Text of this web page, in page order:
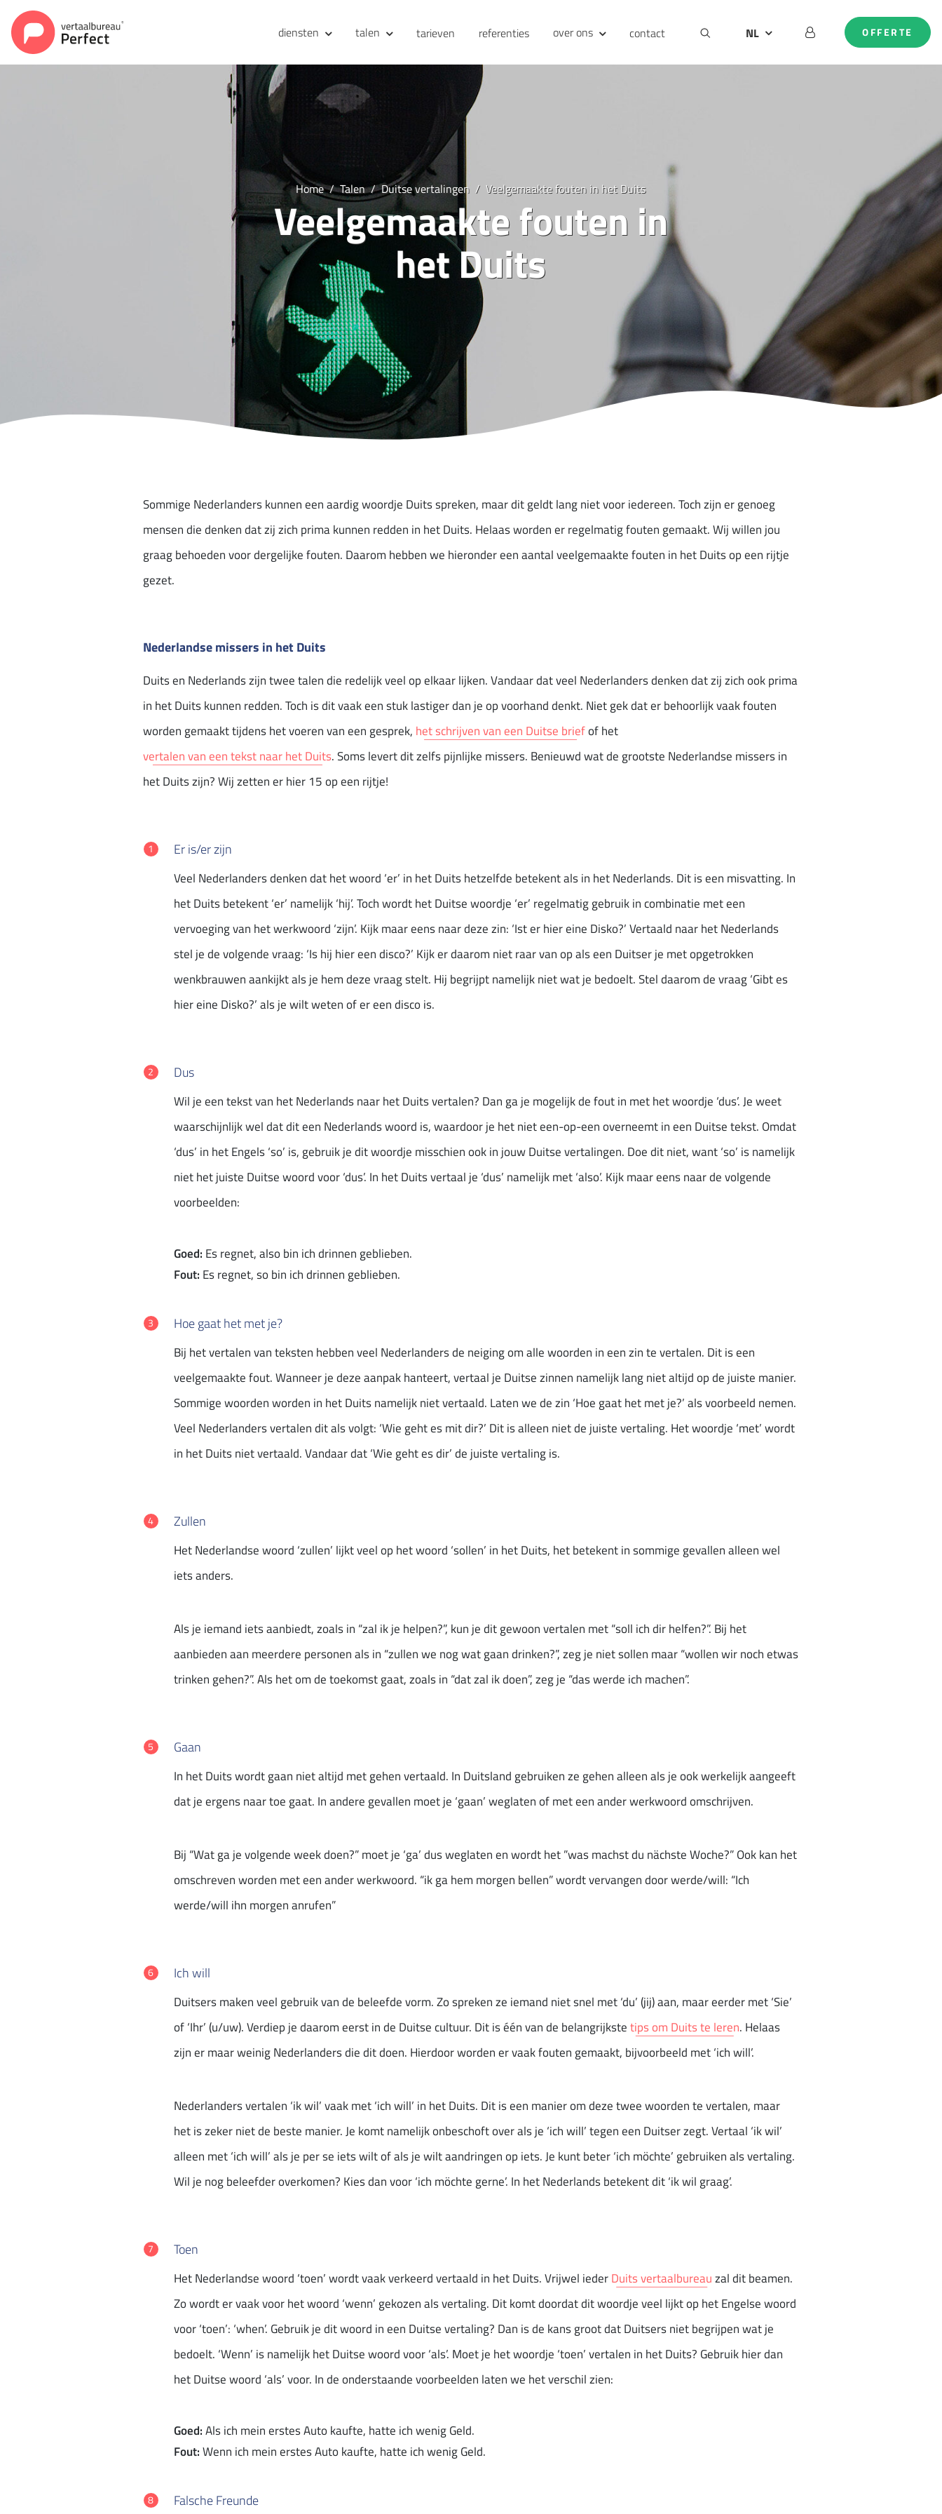
diensten talen tarieven referenties over ons contact
NL
OFFERTE
Home Talen Duitse vertalingen Veelgemaakte fouten in het Duits
Veelgemaakte fouten in
het Duits
Sommige Nederlanders kunnen een aardig woordje Duits spreken, maar dit geldt lang niet voor iedereen. Toch zijn er genoeg
mensen die denken dat zij zich prima kunnen redden in het Duits. Helaas worden er regelmatig fouten gemaakt. Wij willen jou
graag behoeden voor dergelijke fouten. Daarom hebben we hieronder een aantal veelgemaakte fouten in het Duits op een rijtje
gezet.
Nederlandse missers in het Duits
Duits en Nederlands zijn twee talen die redelijk veel op elkaar lijken. Vandaar dat veel Nederlanders denken dat zij zich ook prima
in het Duits kunnen redden. Toch is dit vaak een stuk lastiger dan je op voorhand denkt. Niet gek dat er behoorlijk vaak fouten
worden gemaakt tijdens het voeren van een gesprek, het schrijven van een Duitse briefof het
vertalen van een tekst naar het Duits. Soms levert dit zelfs pijnlijke missers. Benieuwd wat de grootste Nederlandse missers in
het Duits zijn? Wij zetten er hier 15 op een rijtje!
Er is/er zijn
Veel Nederlanders denken dat het woord ‘er’ in het Duits hetzelfde betekent als in het Nederlands. Dit is een misvatting. In
het Duits betekent ‘er’ namelijk ‘hij’. Toch wordt het Duitse woordje ‘er’ regelmatig gebruik in combinatie met een
vervoeging van het werkwoord ‘zijn’. Kijk maar eens naar deze zin: ‘Ist er hier eine Disko?’ Vertaald naar het Nederlands
stel je de volgende vraag: ‘Is hij hier een disco?’ Kijk er daarom niet raar van op als een Duitser je met opgetrokken
wenkbrauwen aankijkt als je hem deze vraag stelt. Hij begrijpt namelijk niet wat je bedoelt. Stel daarom de vraag ‘Gibt es
hier eine Disko?’ als je wilt weten of er een disco is.
Dus
Wil je een tekst van het Nederlands naar het Duits vertalen? Dan ga je mogelijk de fout in met het woordje ‘dus’. Je weet
waarschijnlijk wel dat dit een Nederlands woord is, waardoor je het niet een-op-een overneemt in een Duitse tekst. Omdat
‘dus’ in het Engels ‘so’ is, gebruik je dit woordje misschien ook in jouw Duitse vertalingen. Doe dit niet, want ‘so’ is namelijk
niet het juiste Duitse woord voor ‘dus’. In het Duits vertaal je ‘dus’ namelijk met ‘also’. Kijk maar eens naar de volgende
voorbeelden:
Goed: Es regnet, also bin ich drinnen geblieben.
Fout: Es regnet, so bin ich drinnen geblieben.
Hoe gaat het met je?
Bij het vertalen van teksten hebben veel Nederlanders de neiging om alle woorden in een zin te vertalen. Dit is een
veelgemaakte fout. Wanneer je deze aanpak hanteert, vertaal je Duitse zinnen namelijk lang niet altijd op de juiste manier.
Sommige woorden worden in het Duits namelijk niet vertaald. Laten we de zin ‘Hoe gaat het met je?’ als voorbeeld nemen.
Veel Nederlanders vertalen dit als volgt: ‘Wie geht es mit dir?’ Dit is alleen niet de juiste vertaling. Het woordje ‘met’ wordt
in het Duits niet vertaald. Vandaar dat ‘Wie geht es dir’ de juiste vertaling is.
Zullen
Het Nederlandse woord ‘zullen’ lijkt veel op het woord ‘sollen’ in het Duits, het betekent in sommige gevallen alleen wel
iets anders.
Als je iemand iets aanbiedt, zoals in “zal ik je helpen?”, kun je dit gewoon vertalen met “soll ich dir helfen?”. Bij het
aanbieden aan meerdere personen als in “zullen we nog wat gaan drinken?”, zeg je niet sollen maar “wollen wir noch etwas
trinken gehen?”. Als het om de toekomst gaat, zoals in “dat zal ik doen”, zeg je “das werde ich machen”.
Gaan
In het Duits wordt gaan niet altijd met gehen vertaald. In Duitsland gebruiken ze gehen alleen als je ook werkelijk aangeeft
dat je ergens naar toe gaat. In andere gevallen moet je ‘gaan’ weglaten of met een ander werkwoord omschrijven.
Bij “Wat ga je volgende week doen?” moet je ‘ga’ dus weglaten en wordt het ”was machst du nächste Woche?” Ook kan het
omschreven worden met een ander werkwoord. “ik ga hem morgen bellen” wordt vervangen door werde/will: “Ich
werde/will ihn morgen anrufen”
Ich will
Duitsers maken veel gebruik van de beleefde vorm. Zo spreken ze iemand niet snel met ‘du’ (jij) aan, maar eerder met ‘Sie’
of ‘Ihr’ (u/uw). Verdiep je daarom eerst in de Duitse cultuur. Dit is één van de belangrijkstetips om Duits te leren. Helaas
zijn er maar weinig Nederlanders die dit doen. Hierdoor worden er vaak fouten gemaakt, bijvoorbeeld met ‘ich will’.
Nederlanders vertalen ‘ik wil’ vaak met ‘ich will’ in het Duits. Dit is een manier om deze twee woorden te vertalen, maar
het is zeker niet de beste manier. Je komt namelijk onbeschoft over als je ‘ich will’ tegen een Duitser zegt. Vertaal ‘ik wil’
alleen met ‘ich will’ als je per se iets wilt of als je wilt aandringen op iets. Je kunt beter ‘ich möchte’ gebruiken als vertaling.
Wil je nog beleefder overkomen? Kies dan voor ‘ich möchte gerne’. In het Nederlands betekent dit ‘ik wil graag’.
Toen
Het Nederlandse woord ‘toen’ wordt vaak verkeerd vertaald in het Duits. Vrijwel iederDuits vertaalbureauzal dit beamen.
Zo wordt er vaak voor het woord ‘wenn’ gekozen als vertaling. Dit komt doordat dit woordje veel lijkt op het Engelse woord
voor ‘toen’: ‘when’. Gebruik je dit woord in een Duitse vertaling? Dan is de kans groot dat Duitsers niet begrijpen wat je
bedoelt. ‘Wenn’ is namelijk het Duitse woord voor ‘als’. Moet je het woordje ‘toen’ vertalen in het Duits? Gebruik hier dan
het Duitse woord ‘als’ voor. In de onderstaande voorbeelden laten we het verschil zien:
Goed:Als ich mein erstes Auto kaufte, hatte ich wenig Geld.
Fout:Wenn ich mein erstes Auto kaufte, hatte ich wenig Geld.
Falsche Freunde